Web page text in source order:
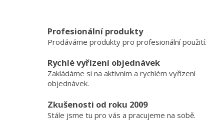
Profesionální produkty
Prodáváme produkty pro profesionální použití.
Rychlé vyřízení objednávek
Zakládáme si na aktivním a rychlém vyřízení
objednávek.
Zkušenosti od roku 2009
Stále jsme tu pro vás a pracujeme na sobě.